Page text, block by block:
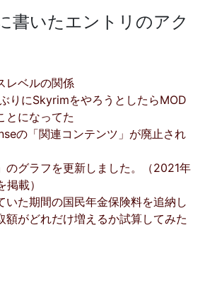
書いたエントリのアク
レベルの関係
りにSkyrimをやろうとしたらMOD
とになってた
の「関連コンテンツ」が廃止され
のグラフを更新しました。（2021年
載）
いた期間の国民年金保険料を追納し
額がどれだけ増えるか試算してみた